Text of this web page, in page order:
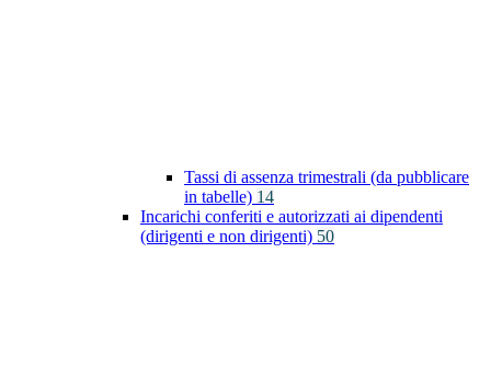
Tassi di assenza trimestrali (da pubblicare
in tabelle) 14
Incarichi conferiti e autorizzati ai dipendenti
(dirigenti e non dirigenti) 50